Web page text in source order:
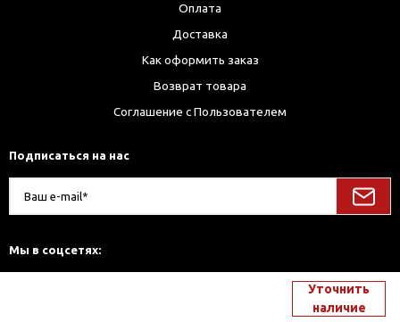
Уточнить
наличие
Оплата
Доставка
Как оформить заказ
Возврат товара
Соглашение с Пользователем
Подписаться на нас
Мы в соцсетях: